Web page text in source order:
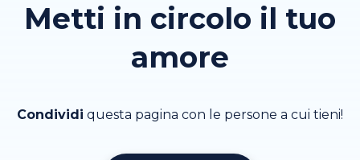
Metti in circolo il tuo
amore
Condividi questa pagina con le persone a cui tieni!